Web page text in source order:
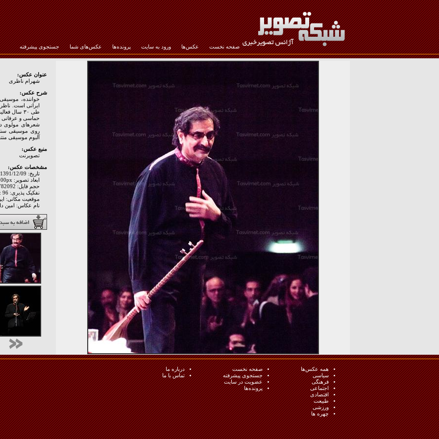
صفحه نخست عکس‌ها ورود به سایت پرونده‌ها عکس‌های شما جستجوی پیشرفته
عنوان عکس:
شهرام ناظری
شرح عکس:
خواننده،
ایرانی است.
طی ۳۰ سال
حماسی و عرفانی
شعرهای مولوی
آلبوم موسیقی
منبع عکس:
تصويرنت
مشخصات عکس:
تاریخ: 1391/12/09
ابعاد تصویر: 1577px * 2000px
حجم فایل: 782092 Byte
نفکیک پذیری: Hor: 96 - Ver: 96
موقعیت مکانی:
نام عکاس: امین
همه عکس‌ها
سیاسی
فرهنگی
اجتماعی
اقتصادی
طبيعت
ورزشی
چهره ها
صفحه نخست
جستجوی پیشرفته
عضویت در سایت
پرونده‌ها
درباره ما
تماس با ما